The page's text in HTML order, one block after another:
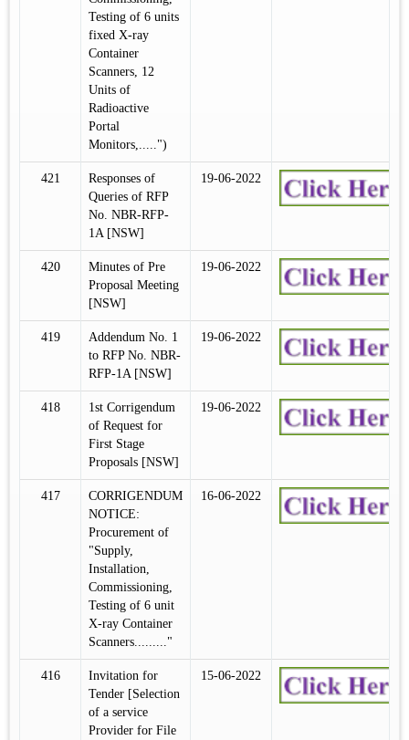
Testing of 6 units
fixed X-ray
Container
Scanners, 12
Units of
Radioactive
Portal
Monitors,.....")
421
Responses of
Queries of RFP
No. NBR-RFP-
1A [NSW]
19-06-2022
420
Minutes of Pre
Proposal Meeting
[NSW]
19-06-2022
419
Addendum No. 1
to RFP No. NBR-
RFP-1A [NSW]
19-06-2022
418
1st Corrigendum
of Request for
First Stage
Proposals [NSW]
19-06-2022
417
CORRIGENDUM
NOTICE:
Procurement of
"Supply,
Installation,
Commissioning,
Testing of 6 unit
X-ray Container
Scanners........."
16-06-2022
416
Invitation for
Tender [Selection
of a service
Provider for File
15-06-2022